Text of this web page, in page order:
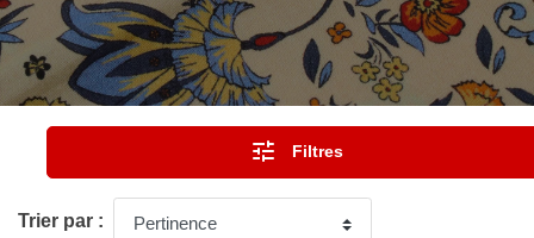
Trier par :
 Filtres